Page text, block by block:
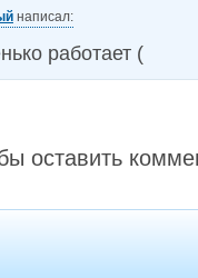
написал:
работает (
оставить